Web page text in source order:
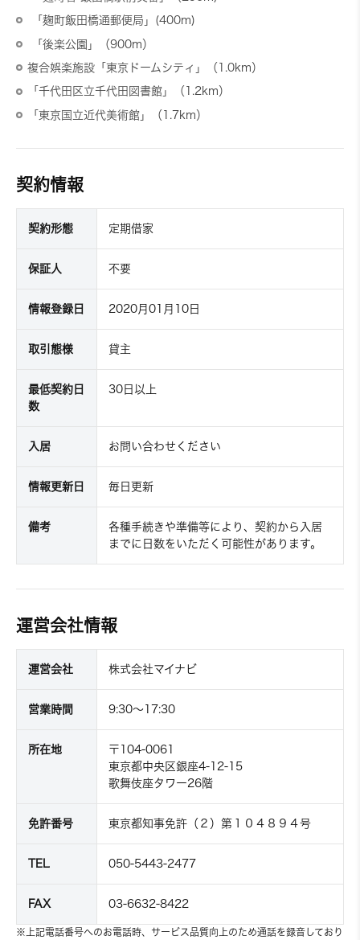
「麹町飯田橋通郵便局」(400m)
「後楽公園」（900m）
複合娯楽施設「東京ドームシティ」（1.0km）
「千代田区立千代田図書館」（1.2km）
「東京国立近代美術館」（1.7km）
契約情報
契約形態 定期借家
保証人 不要
情報登録日 2020月01月10日
取引態様 貸主
最低契約日
数
30日以上
入居 お問い合わせください
情報更新日 毎日更新
備考
各種手続きや準備等により、契約から入居
までに日数をいただく可能性があります。
運営会社情報
運営会社 株式会社マイナビ
営業時間 9:30～17:30
所在地
〒104-0061
東京都中央区銀座4-12-15
歌舞伎座タワー26階
免許番号 東京都知事免許（２）第１０４８９４号
TEL 050-5443-2477
FAX 03-6632-8422
※上記電話番号へのお電話時、サービス品質向上のため通話を録音しており